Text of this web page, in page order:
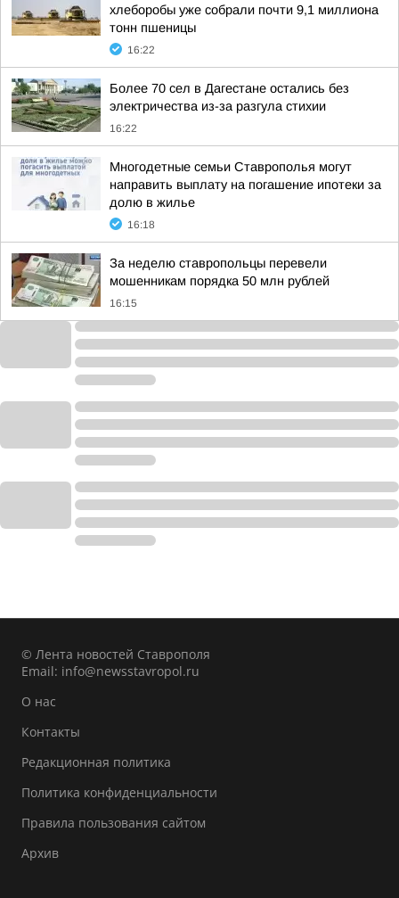
хлеборобы уже собрали почти 9,1 миллиона
тонн пшеницы
16:22
Более 70 сел в Дагестане остались без
электричества из-за разгула стихии
16:22
Многодетные семьи Ставрополья могут
направить выплату на погашение ипотеки за
долю в жилье
16:18
За неделю ставропольцы перевели
мошенникам порядка 50 млн рублей
16:15
© Лента новостей Ставрополя
Email: info@newsstavropol.ru
О нас
Контакты
Редакционная политика
Политика конфиденциальности
Правила пользования сайтом
Архив